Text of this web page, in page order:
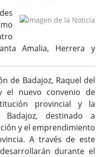
Amalia, Herrera y
de Badajoz, Raquel del
el nuevo convenio de
provincial y la
destinado a
y el emprendimiento
A través de este
durante el